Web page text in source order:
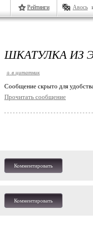
Рейтинги Авось
ШКАТУЛКА ИЗ
+ в цитатник
Cообщение скрыто для
Прочитать сообщение
Комментировать
Комментировать